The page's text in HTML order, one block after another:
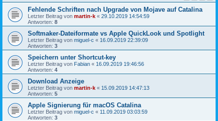
Fehlende Schriften nach Upgrade von Mojave auf Catalina
Letzter Beitrag von martin-k « 29.10.2019 14:54:59
Antworten: 8
Softmaker-Dateiformate vs Apple QuickLook und Spotlight
Letzter Beitrag von miguel-c « 16.09.2019 22:39:09
Antworten: 3
Speichern unter Shortcut-key
Letzter Beitrag von Fabian « 16.09.2019 19:46:56
Antworten: 4
Download Anzeige
Letzter Beitrag von martin-k « 15.09.2019 14:47:13
Antworten: 5
Apple Signierung für macOS Catalina
Letzter Beitrag von miguel-c « 11.09.2019 03:03:59
Antworten: 3